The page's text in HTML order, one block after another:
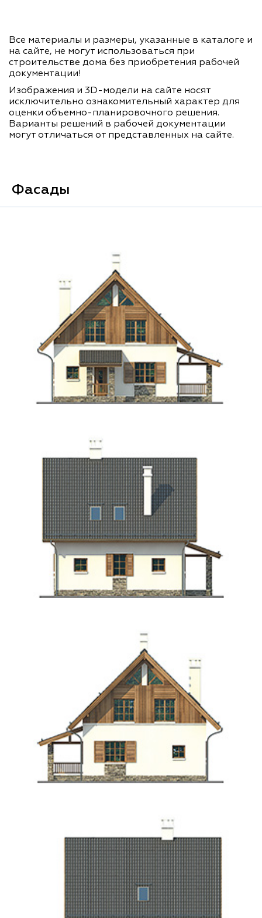
Все материалы и размеры, указанные в каталоге и
на сайте, не могут использоваться при
строительстве дома без приобретения рабочей
документации!
Изображения и 3D-модели на сайте носят
исключительно ознакомительный характер для
оценки объемно-планировочного решения.
Варианты решений в рабочей документации
могут отличаться от представленных на сайте.
Фасады